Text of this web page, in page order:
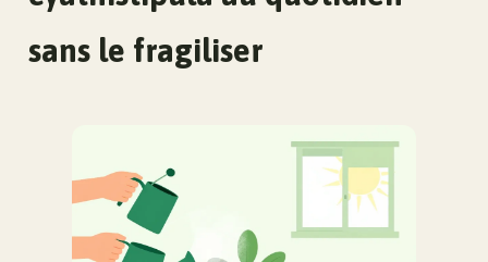
sans le fragiliser